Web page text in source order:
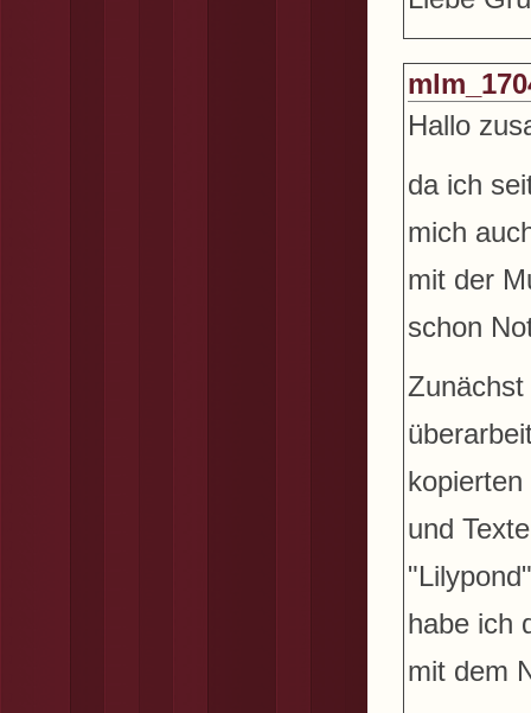
Hallo
da ich
mich
mit der
schon
und
habe ich
mit dem